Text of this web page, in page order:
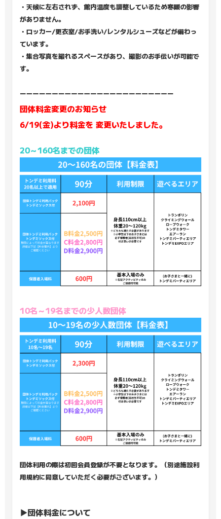
・天候に左右されず、館内温度も調整しているため寒暖の影響
がありません。
・ロッカー/更衣室/お手洗い/レンタルシューズなどが備わっ
ています。
・集合写真を撮れるスペースがあり、撮影のお手伝いが可能で
す。
ーーーーーーーーーーーーーーーーーーーーーーーー
団体料金変更のお知らせ
6/19(金)より料金を 変更いたしました。
20～160名までの団体
10名～19名までの少人数団体
団体利用の際は初回会員登録が不要となります。（別途施設利
用規約に同意していただく必要がございます。）
▶団体料金について